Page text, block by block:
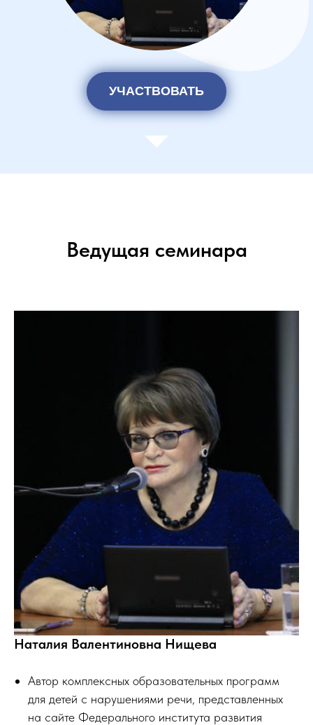
УЧАСТВОВАТЬ
Ведущая семинара
Наталия Валентиновна Нищева
Автор комплексных образовательных программ
для детей с нарушениями речи, представленных
на сайте Федерального института развития